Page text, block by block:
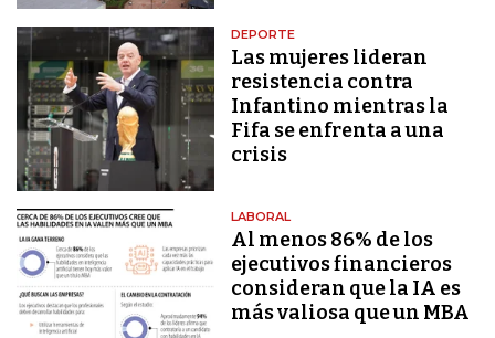
DEPORTE
Las mujeres lideran
resistencia contra
Infantino mientras la
Fifa se enfrenta a una
crisis
LABORAL
Al menos 86% de los
ejecutivos financieros
consideran que la IA es
más valiosa que un MBA